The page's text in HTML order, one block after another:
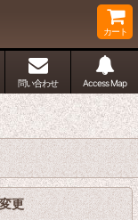
カート
問い合わせ Access Map
更 閉じる